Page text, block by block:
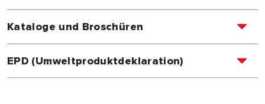
Kataloge und Broschüren
EPD (Umweltproduktdeklaration)